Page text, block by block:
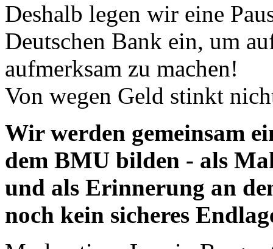
Deshalb legen wir eine
Deutschen Bank ein, um
aufmerksam zu machen!
Von wegen Geld stinkt
Wir werden gemeinsam
dem BMU bilden - als
und als Erinnerung an
noch kein sicheres